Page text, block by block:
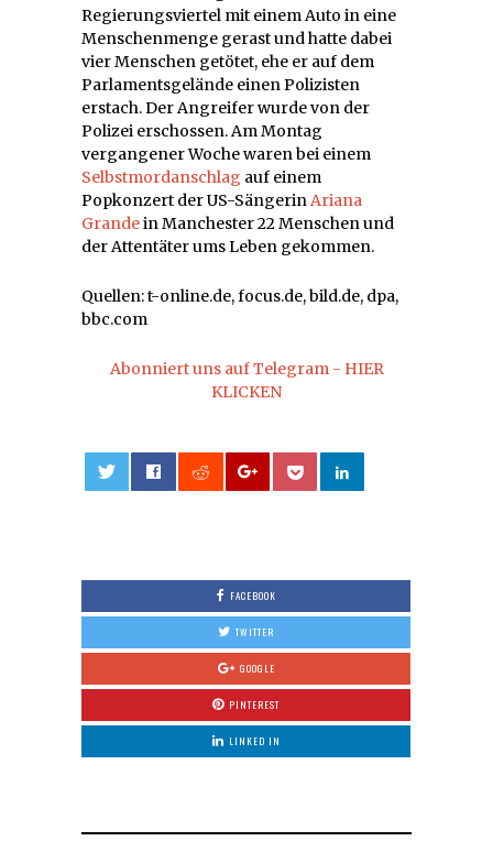
Regierungsviertel mit einem Auto in eine
Menschenmenge gerast und hatte dabei
vier Menschen getötet, ehe er auf dem
Parlamentsgelände einen Polizisten
erstach. Der Angreifer wurde von der
Polizei erschossen. Am Montag
vergangener Woche waren bei einem
Selbstmordanschlag auf einem
Popkonzert der US-SängerinAriana
Grandein Manchester 22 Menschen und
der Attentäter ums Leben gekommen.
Quellen: t-online.de, focus.de, bild.de, dpa,
bbc.com
Abonniert uns auf Telegram - HIER
KLICKEN
FACEBOOK
TWITTER
GOOGLE
PINTEREST
LINKED IN